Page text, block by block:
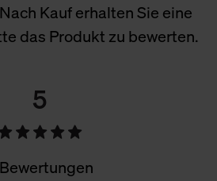
Kauf erhalten Sie eine
das Produkt zu bewerten.
5